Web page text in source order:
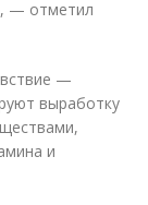
— отметил
—
выработку
и